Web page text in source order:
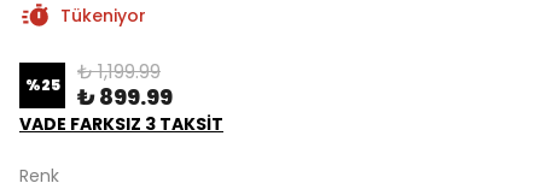
Tükeniyor
%25 ₺ 1,199.99
₺ 899.99
VADE FARKSIZ 3 TAKSİT
Renk